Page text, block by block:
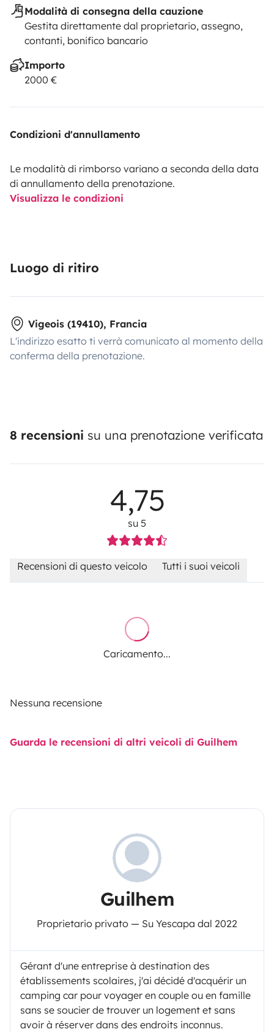
Modalità di consegna della cauzione
Gestita direttamente dal proprietario, assegno,
contanti, bonifico bancario
Importo
2000 €
Condizioni d'annullamento
Le modalità di rimborso variano a seconda della data
di annullamento della prenotazione.
Visualizza le condizioni
Luogo di ritiro
Vigeois (19410), Francia
L'indirizzo esatto ti verrà comunicato al momento della
conferma della prenotazione.
8 recensioni su una prenotazione verificata
4,75
su 5
Recensioni di questo veicolo Tutti i suoi veicoli
Caricamento...
Nessuna recensione
Guarda le recensioni di altri veicoli di Guilhem
Guilhem
Proprietario privato — Su Yescapa dal 2022
Gérant d'une entreprise à destination des
établissements scolaires, j'ai décidé d'acquérir un
camping car pour voyager en couple ou en famille
sans se soucier de trouver un logement et sans
avoir à réserver dans des endroits inconnus.